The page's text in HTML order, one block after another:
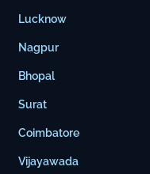
Lucknow
Nagpur
Bhopal
Surat
Coimbatore
Vijayawada